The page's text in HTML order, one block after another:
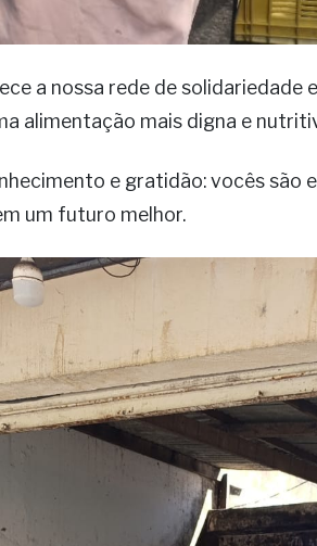
a nossa rede de solidariedade
alimentação mais digna e
e gratidão: vocês são
um futuro melhor.